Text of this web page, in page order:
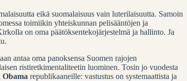
eikä suomalaisuus vain luterilaisuutta. Samoin
toimiikin yhteiskunnan pelisääntöjen ja
on oma päätöksentekojärjestelmä ja hallinto. Ja
antaa oma panoksensa Suomen rajojen
ristiretkimentaliteetin luominen. Tosin jo vuodesta
Obama republikaaneille: vastustus on systemaattista ja